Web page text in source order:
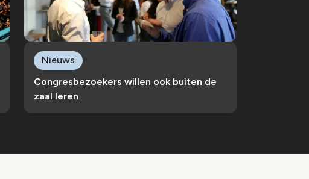
Congresbezoekers willen ook buiten de
zaal leren
Nieuws